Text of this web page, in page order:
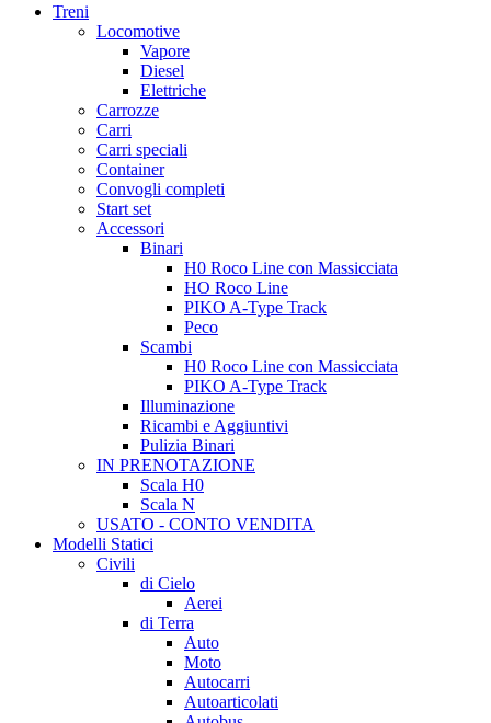
Treni
Locomotive
Vapore
Diesel
Elettriche
Carrozze
Carri
Carri speciali
Container
Convogli completi
Start set
Accessori
Binari
H0 Roco Line con Massicciata
HO Roco Line
PIKO A-Type Track
Peco
Scambi
H0 Roco Line con Massicciata
PIKO A-Type Track
Illuminazione
Ricambi e Aggiuntivi
Pulizia Binari
IN PRENOTAZIONE
Scala H0
Scala N
USATO - CONTO VENDITA
Modelli Statici
Civili
di Cielo
Aerei
di Terra
Auto
Moto
Autocarri
Autoarticolati